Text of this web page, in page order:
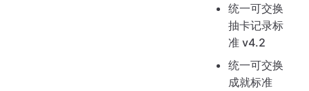
统一可交换
抽卡记录标
准 v4.2
统一可交换
成就标准